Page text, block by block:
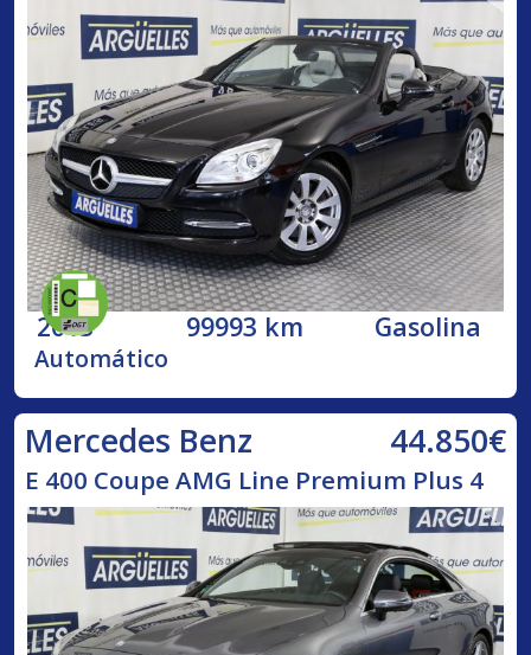
2013 99993 km Gasolina
Automático
Mercedes Benz 44.850€
E 400 Coupe AMG Line Premium Plus 4